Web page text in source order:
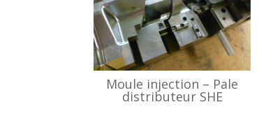
Moule injection – Pale
distributeur SHE